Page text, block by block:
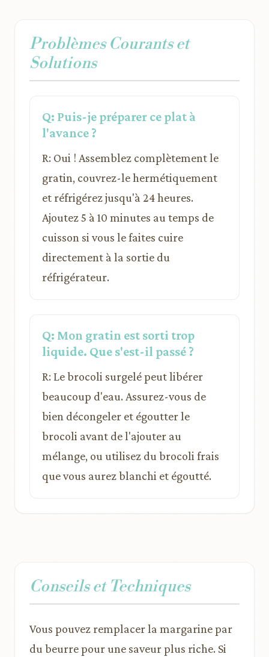
Problèmes Courants et
Solutions
Q: Puis-je préparer ce plat à
l'avance ?
R: Oui ! Assemblez complètement le
gratin, couvrez-le hermétiquement
et réfrigérez jusqu'à 24 heures.
Ajoutez 5 à 10 minutes au temps de
cuisson si vous le faites cuire
directement à la sortie du
réfrigérateur.
Q: Mon gratin est sorti trop
liquide. Que s'est-il passé ?
R: Le brocoli surgelé peut libérer
beaucoup d'eau. Assurez-vous de
bien décongeler et égoutter le
brocoli avant de l'ajouter au
mélange, ou utilisez du brocoli frais
que vous aurez blanchi et égoutté.
Conseils et Techniques
Vous pouvez remplacer la margarine par
du beurre pour une saveur plus riche. Si